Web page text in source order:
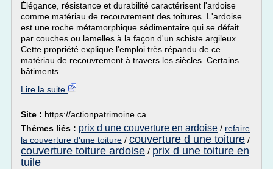
Élégance, résistance et durabilité caractérisent l'ardoise
comme matériau de recouvrement des toitures. L'ardoise
est une roche métamorphique sédimentaire qui se défait
par couches ou lamelles à la façon d'un schiste argileux.
Cette propriété explique l'emploi très répandu de ce
matériau de recouvrement à travers les siècles. Certains
bâtiments...
Lire la suite
Site : https://actionpatrimoine.ca
Thèmes liés : prix d une couverture en ardoise / refaire
la couverture d'une toiture / couverture d une toiture /
couverture toiture ardoise / prix d une toiture en
tuile